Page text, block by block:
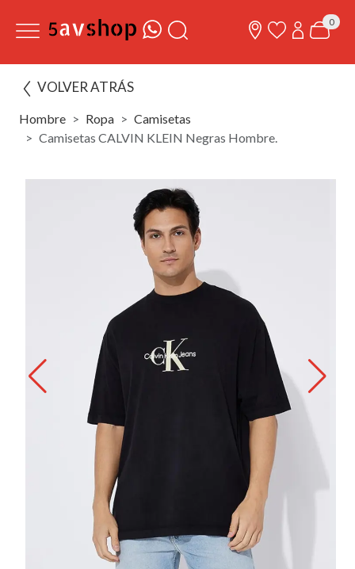
0
VOLVER ATRÁS
Hombre Ropa
Camisetas
Camisetas CALVIN KLEIN Negras Hombre.